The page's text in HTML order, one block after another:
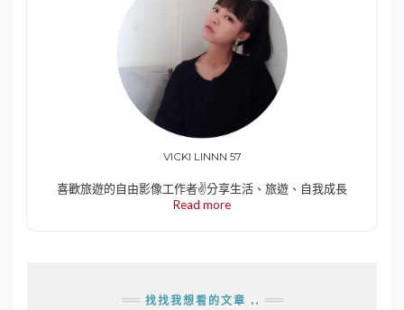
VICKI LINNN 57
喜歡旅遊的自由影像工作者✌️分享生活、旅遊、自我成長
Read more
找找我想看的文章 ..